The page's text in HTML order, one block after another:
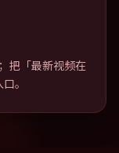
把「最新视频在
。